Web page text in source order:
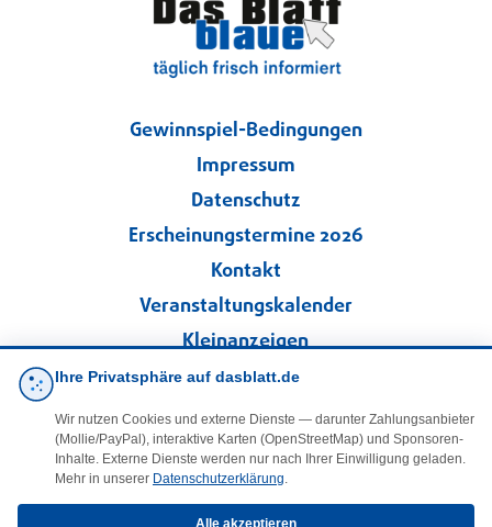
Gewinnspiel-Bedingungen
Impressum
Datenschutz
Erscheinungstermine 2026
Kontakt
Veranstaltungskalender
Kleinanzeigen
Folgen Sie uns!
Ihre Privatsphäre auf dasblatt.de
Wir nutzen Cookies und externe Dienste — darunter Zahlungsanbieter
(Mollie/PayPal), interaktive Karten (OpenStreetMap) und Sponsoren-
Inhalte. Externe Dienste werden nur nach Ihrer Einwilligung geladen.
Mehr in unserer Datenschutzerklärung.
Alle akzeptieren